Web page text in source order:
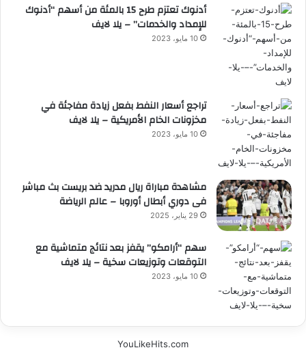
أدنوك تعتزم طرح 15 بالمئة من أسهم “أدنوك
للإمداد والخدمات” – يلا لايف
10 مايو، 2023
تراجع أسعار النفط بفعل زيادة مفاجئة في
مخزونات الخام الأمريكية – يلا لايف
10 مايو، 2023
مشاهدة مباراة ريال مدريد ضد بريست بث مباشر
فى دوري أبطال أوروبا – عالم الرياضة
29 يناير، 2025
سهم “أرامكو” يقفز بعد نتائج متماشية مع
التوقعات وتوزيعات سخية – يلا لايف
10 مايو، 2023
YouLikeHits.com